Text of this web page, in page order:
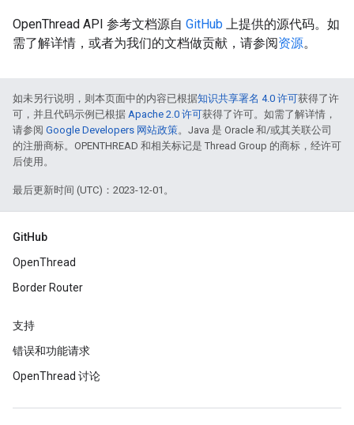
OpenThread API 参考文档源自 GitHub 上提供的源代码。如
需了解详情，或者为我们的文档做贡献，请参阅资源。
如未另行说明，则本页面中的内容已根据知识共享署名 4.0 许可获得了许
可，并且代码示例已根据 Apache 2.0 许可获得了许可。如需了解详情，
请参阅 Google Developers 网站政策。Java 是 Oracle 和/或其关联公司
的注册商标。OPENTHREAD 和相关标记是 Thread Group 的商标，经许可
后使用。
最后更新时间 (UTC)：2023-12-01。
GitHub
OpenThread
Border Router
支持
错误和功能请求
OpenThread 讨论